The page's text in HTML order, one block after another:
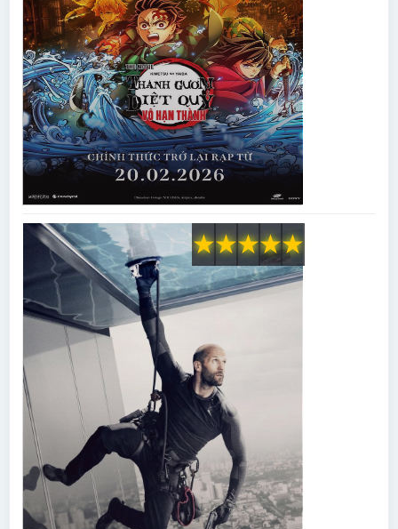
★
★
★
★
★